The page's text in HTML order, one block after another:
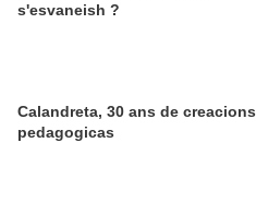
s'esvaneish ?
Calandreta, 30 ans de creacions
pedagogicas